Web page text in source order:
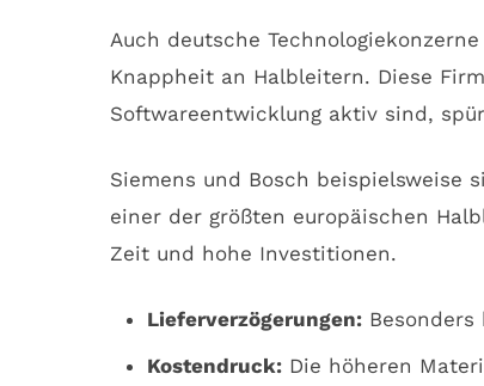
Auch deutsche
Knappheit an Halbleitern. Diese
Softwareentwicklung aktiv sind,
Siemens und Bosch beispielsweise
einer der größten europäischen
Zeit und hohe Investitionen.
Lieferverzögerungen:Besonders
Kostendruck:Die höheren